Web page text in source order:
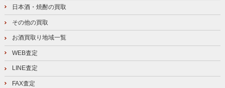
日本酒・焼酎の買取
その他の買取
お酒買取り地域一覧
WEB査定
LINE査定
FAX査定